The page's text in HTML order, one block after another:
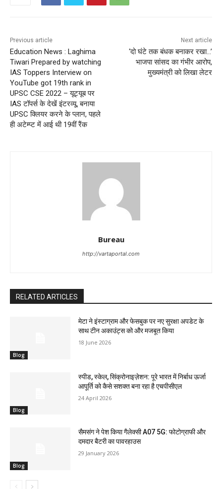
Previous article
Education News : Laghima
Tiwari Prepared by watching
IAS Toppers Interview on
YouTube got 19th rank in
UPSC CSE 2022 – यूट्यूब पर
IAS टॉपर्स के देखें इंटरव्यू, बनाया
UPSC क्लियर करने के प्लान, पहले
ही अटेम्प्ट में आई थी 19वीं रैंक
Next article
‘दो घंटे तक बंधक बनाकर रखा…’
भाजपा सांसद का गंभीर आरोप,
मुख्यमंत्री को लिखा लेटर
Bureau
http://vartaportal.com
RELATED ARTICLES
Blog
मेटा ने इंस्टाग्राम और फेसबुक पर नए सुरक्षा अपडेट के
साथ टीन अकाउंट्स को और मजबूत किया
18 June 2026
Blog
स्पीड, स्केल, सिंक्रोनाइज़ेशन: पूरे भारत में निर्बाध ऊर्जा
आपूर्ति को कैसे सशक्त बना रहा है एचपीसीएल
24 April 2026
Blog
सैमसंग ने पेश किया गैलेक्सी A07 5G: फोटोग्राफी और
दमदार बैटरी का पावरहाउस
29 January 2026